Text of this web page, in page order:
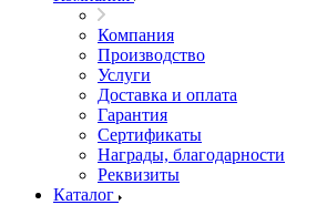
Компания
Производство
Услуги
Доставка и оплата
Гарантия
Сертификаты
Награды, благодарности
Реквизиты
Каталог